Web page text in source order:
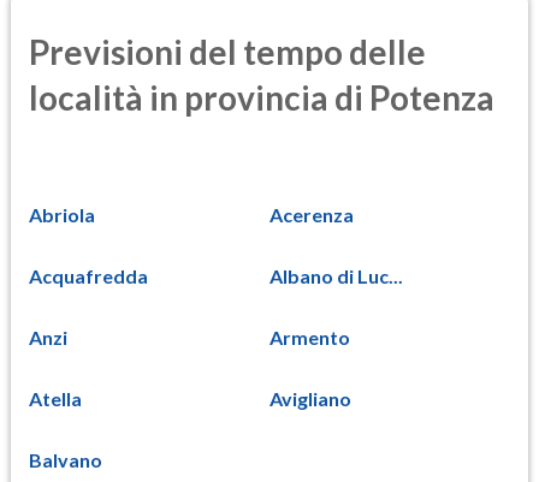
Previsioni del tempo delle
località in provincia di Potenza
Abriola Acerenza
Acquafredda Albano di Luc...
Anzi Armento
Atella Avigliano
Balvano